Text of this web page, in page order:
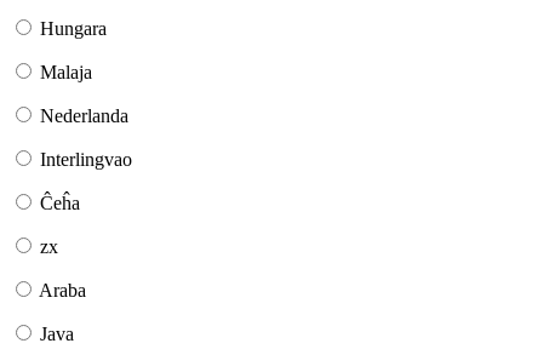
Hungara
Malaja
Nederlanda
Interlingvao
Ĉeĥa
zx
Araba
Java